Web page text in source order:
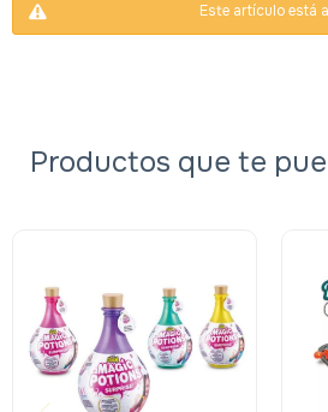
Este artículo está
Productos que te